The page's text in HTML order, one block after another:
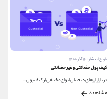
تاریخ انتشار : ۱۴ آذر ۱۴۰۰
کیف پول حضانتی و غیر حضانتی
در بازار ارزهای دیجیتال انواع مختلفی از کیف پول...
مشاهده